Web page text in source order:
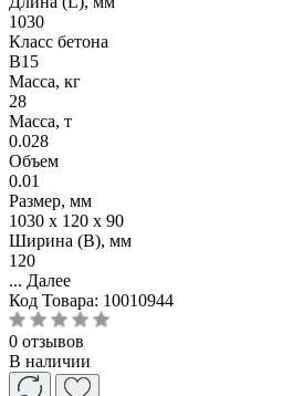
1030
Класс бетона
B15
Масса, кг
28
Масса, т
0.028
Объем
0.01
Размер, мм
1030 x 120 x 90
Ширина (B), мм
120
... Далее
Код Товара: 10010944
0 отзывов
В наличии